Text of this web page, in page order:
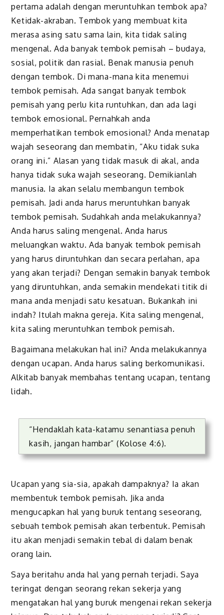
pertama adalah dengan meruntuhkan tembok apa?
Ketidak-akraban. Tembok yang membuat kita
merasa asing satu sama lain, kita tidak saling
mengenal. Ada banyak tembok pemisah – budaya,
sosial, politik dan rasial. Benak manusia penuh
dengan tembok. Di mana-mana kita menemui
tembok pemisah. Ada sangat banyak tembok
pemisah yang perlu kita runtuhkan, dan ada lagi
tembok emosional. Pernahkah anda
memperhatikan tembok emosional? Anda menatap
wajah seseorang dan membatin, “Aku tidak suka
orang ini.” Alasan yang tidak masuk di akal, anda
hanya tidak suka wajah seseorang. Demikianlah
manusia. Ia akan selalu membangun tembok
pemisah. Jadi anda harus meruntuhkan banyak
tembok pemisah. Sudahkah anda melakukannya?
Anda harus saling mengenal. Anda harus
meluangkan waktu. Ada banyak tembok pemisah
yang harus diruntuhkan dan secara perlahan, apa
yang akan terjadi? Dengan semakin banyak tembok
yang diruntuhkan, anda semakin mendekati titik di
mana anda menjadi satu kesatuan. Bukankah ini
indah? Itulah makna gereja. Kita saling mengenal,
kita saling meruntuhkan tembok pemisah.
Bagaimana melakukan hal ini? Anda melakukannya
dengan ucapan. Anda harus saling berkomunikasi.
Alkitab banyak membahas tentang ucapan, tentang
lidah.
“Hendaklah kata-katamu senantiasa penuh
kasih, jangan hambar” (Kolose 4:6).
Ucapan yang sia-sia, apakah dampaknya? Ia akan
membentuk tembok pemisah. Jika anda
mengucapkan hal yang buruk tentang seseorang,
sebuah tembok pemisah akan terbentuk. Pemisah
itu akan menjadi semakin tebal di dalam benak
orang lain.
Saya beritahu anda hal yang pernah terjadi. Saya
teringat dengan seorang rekan sekerja yang
mengatakan hal yang buruk mengenai rekan sekerja